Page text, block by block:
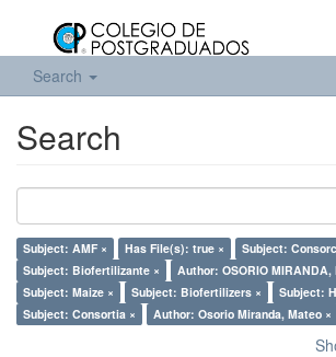
Search
Search
Subject: AMF × Has File(s): true ×
Subject:
Subject: Biofertilizante ×
Author: OSORIO MIRANDA,
Subject: Maize ×
Subject: Biofertilizers ×
Subject:
Subject: Consortia ×
Author: Osorio Miranda, Mateo ×